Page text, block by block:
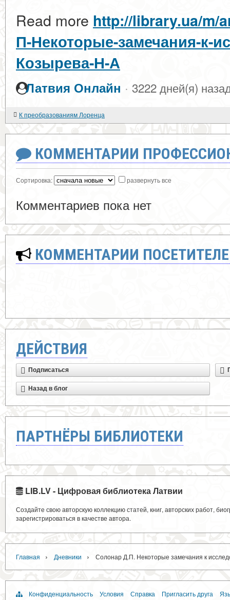
Read more http://library.ua/m/
П-Некоторые-замечания-к-
Козырева-Н-А
Латвия Онлайн · 3222 дней(я)
К преобразованиям Лоренца
КОММЕНТАРИИ
Сортировка: развернуть все
Комментариев пока нет
КОММЕНТАРИИ
ДЕЙСТВИЯ
Подписаться
Назад в блог
ПАРТНЁРЫ БИБЛИОТЕКИ
LIB.LV - Цифровая библиотека Латвии
Создайте свою авторскую коллекцию статей, книг, авторских работ,
зарегистрироваться в качестве автора.
Главная › Дневники › Солонар Д.П. Некоторые замечания к
Конфиденциальность Условия Справка Пригласить друга